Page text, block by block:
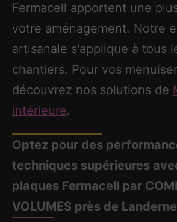
Fermacell apportent une
votre aménagement. Notre
artisanale s'applique à tous
chantiers. Pour vos
découvrez nos solutions de
intérieure.
Optez pour des
techniques supérieures
plaques Fermacell par
VOLUMES près de